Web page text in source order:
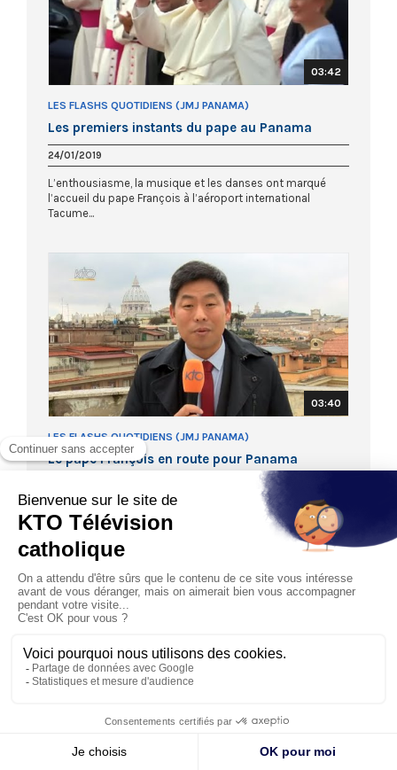
03:42
LES FLASHS QUOTIDIENS (JMJ PANAMA)
Les premiers instants du pape au Panama
24/01/2019
L’enthousiasme, la musique et les danses ont marqué
l’accueil du pape François à l’aéroport international
Tacume...
03:40
LES FLASHS QUOTIDIENS (JMJ PANAMA)
Le pape François en route pour Panama
Ce mercredi 23 janvier 2019, le pape François entame un
voyage de 5 jours au Panama à l’occasion des 34ème
Journ...
Les journées en diocèses
Les JMJ au Panama ont donné l'opportunité à
de nombreux jeunes du monde entier de
Réécoutez les histoires de leur arrivée au
Panama !